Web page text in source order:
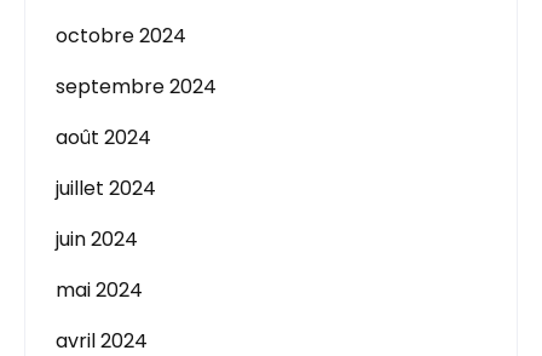
octobre 2024
septembre 2024
août 2024
juillet 2024
juin 2024
mai 2024
avril 2024